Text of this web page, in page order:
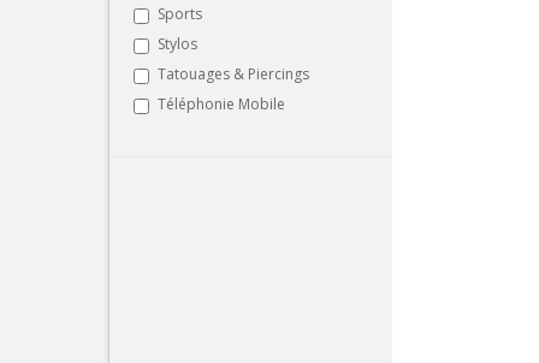
Sports
Stylos
Tatouages & Piercings
Téléphonie Mobile